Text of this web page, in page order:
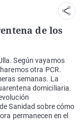
de los
Según vayamos
otra PCR.
semanas. La
domiciliaria.
Sanidad sobre cómo
permanecen en el